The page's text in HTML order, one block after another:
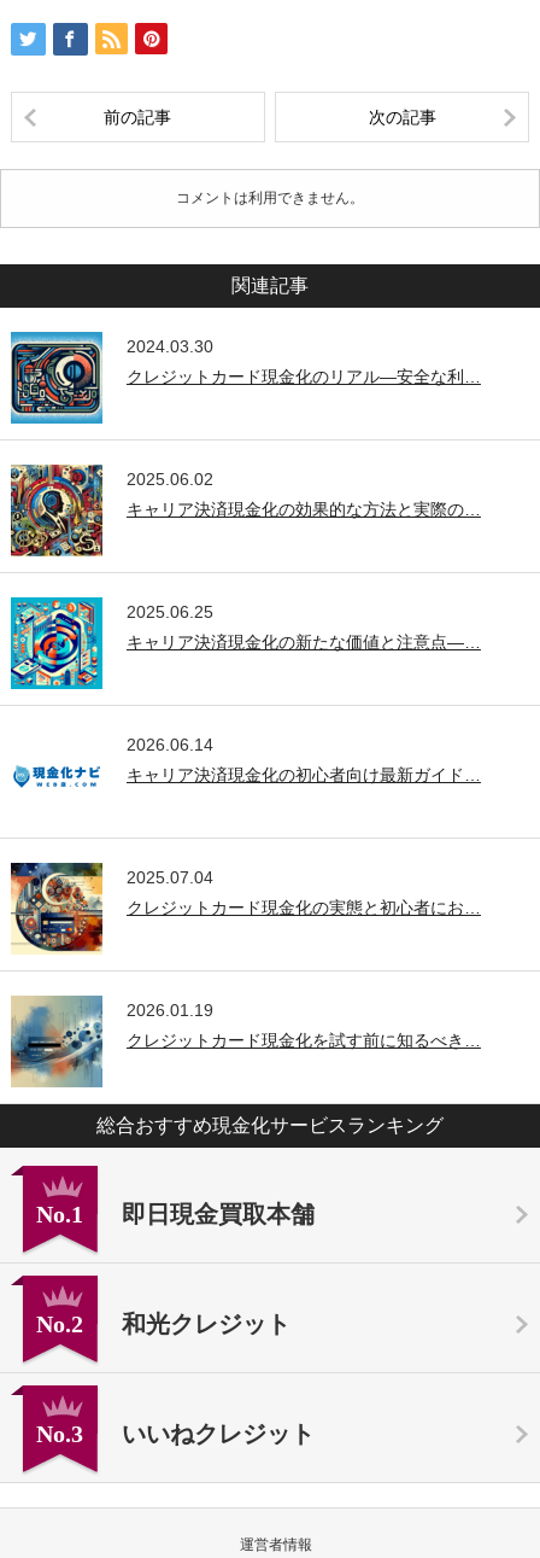
前の記事 次の記事
コメントは利用できません。
関連記事
2024.03.30
クレジットカード現金化のリアル—安全な利…
2025.06.02
キャリア決済現金化の効果的な方法と実際の…
2025.06.25
キャリア決済現金化の新たな価値と注意点—…
2026.06.14
キャリア決済現金化の初心者向け最新ガイド…
2025.07.04
クレジットカード現金化の実態と初心者にお…
2026.01.19
クレジットカード現金化を試す前に知るべき…
総合おすすめ現金化サービスランキング
No.1 即日現金買取本舗
No.2 和光クレジット
No.3 いいねクレジット
運営者情報